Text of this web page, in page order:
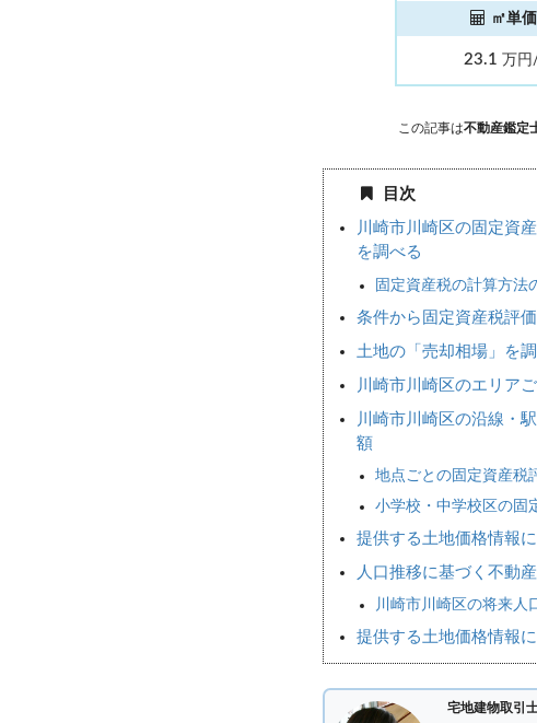
㎡単価
23.1万円
この記事は不動産鑑定
目次
川崎市川崎区の固定資
を調べる
固定資産税の計算方法
条件から固定資産税評
土地の「売却相場」を
川崎市川崎区のエリア
川崎市川崎区の沿線・
額
地点ごとの固定資産税
小学校・中学校区の固
提供する土地価格情報
人口推移に基づく不動
川崎市川崎区の将来人
提供する土地価格情報
宅地建物取引